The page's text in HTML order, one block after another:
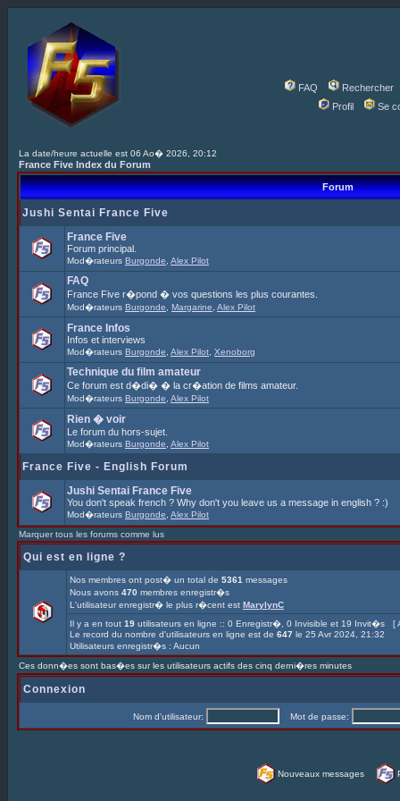
FAQ
Rechercher
Profil
Se
La date/heure actuelle est 06 Ao� 2026, 20:12
France Five Index du Forum
Forum
Jushi Sentai France Five
France Five
Forum principal.
Mod�rateurs Burgonde Alex Pilot
FAQ
France Five r�pond � vos questions les plus courantes.
Mod�rateurs Burgonde Margarine Alex Pilot
France Infos
Infos et interviews
Mod�rateurs Burgonde Alex Pilot Xenoborg
Technique du film amateur
Ce forum est d�di� � la cr�ation de films amateur.
Mod�rateurs Burgonde Alex Pilot
Rien � voir
Le forum du hors-sujet.
Mod�rateurs Burgonde Alex Pilot
France Five - English Forum
Jushi Sentai France Five
You don't speak french ? Why don't you leave us a message in english ? :)
Mod�rateurs Burgonde Alex Pilot
Marquer tous les forums comme lus
Qui est en ligne ?
Nos membres ont post� un total de 5361 messages
Nous avons 470 membres enregistr�s
L'utilisateur enregistr� le plus r�cent est MarylynC
Il y a en tout 19 utilisateurs en ligne :: 0 Enregistr�, 0 Invisible et 19 Invit�s [
Le record du nombre d'utilisateurs en ligne est de 647 le 25 Avr 2024, 21:32
Utilisateurs enregistr�s : Aucun
Ces donn�es sont bas�es sur les utilisateurs actifs des cinq derni�res minutes
Connexion
Nom d'utilisateur: Mot de passe:
Nouveaux messages